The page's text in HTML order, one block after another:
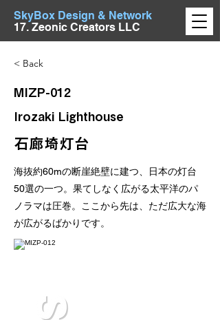
17. Zeonic Creators LLC
SkyBox Design & Network
< Back
MIZP-012
Irozaki Lighthouse
石廊埼灯台
海抜約60mの断崖絶壁に建つ、日本の灯台
50選の一つ。果てしなく広がる太平洋のパ
ノラマは圧巻。ここから先は、ただ広大な海
が広がるばかりです。